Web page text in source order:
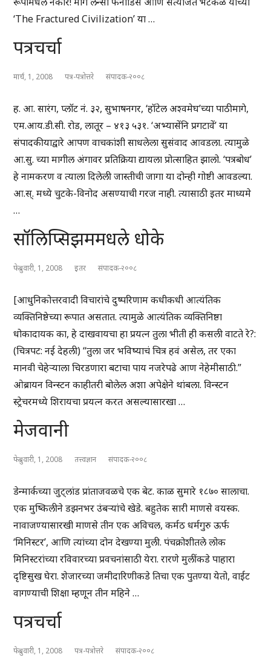
‘The Fractured Civilization’ या …
पत्रचर्चा
मार्च, 1, 2008 पत्र-पत्रोत्तरे संपादक-२००८
ह. आ. सारंग, प्लॉट नं. ३२, सुभाषनगर, ‘हॉटेल अश्वमेघ’च्या पाठीमागे,
एम.आय.डी.सी. रोड, लातूर – ४१३ ५३१. ‘अभ्यासेंनि प्रगटावें’ या
संपादकीयाद्वारे आपण वाचकांशी साधलेला सुसंवाद आवडला. त्यामुळे
आ.सु. च्या मागील अंगावर प्रतिक्रिया द्यायला प्रोत्साहित झालो. ‘पत्रबोध’
हे नामकरण व त्याला दिलेली जास्तीची जागा या दोन्ही गोष्टी आवडल्या.
आ.स्. मध्ये चुटके-विनोद असण्याची गरज नाही. त्यासाठी इतर माध्यमे
…
सॉलिप्सिझममधले धोके
फेब्रुवारी, 1, 2008 इतर संपादक-२००८
[आधुनिकोत्तरवादी विचारांचे दुष्परिणाम कधीकधी आत्यंतिक
व्यक्तिनिष्ठेच्या रूपात असतात. त्यामुळे आत्यंतिक व्यक्तिनिष्ठा
धोकादायक का, हे दाखवायचा हा प्रयत्न तुला भीती ही कसली वाटते रे?:
(चित्रपट: नई देहली) “तुला जर भविष्याचं चित्र हवं असेल, तर एका
मानवी चेहेऱ्याला चिरडणारा बटाचा पाय नजरेपढे आण नेहेमीसाठी.”
ओब्रायन विन्स्टन काहीतरी बोलेल अशा अपेक्षेने थांबला. विन्स्टन
स्ट्रेचरमध्ये शिरायचा प्रयत्न करत असल्यासारखा …
मेजवानी
फेब्रुवारी, 1, 2008 तत्त्वज्ञान संपादक-२००८
डेन्मार्कच्या जुट्लांड प्रांताजवळचे एक बेट. काळ सुमारे १८७० सालाचा.
एक मुष्किलीने डझनभर उंबऱ्यांचे खेडे. बहुतेक सारी माणसे वयस्क.
नावाजण्यासारखी माणसे तीन एक अविचल, कर्मठ धर्मगुरु ऊर्फ
‘मिनिस्टर’, आणि त्यांच्या दोन देखण्या मुली. पंचक्रोशीतले लोक
मिनिस्टरांच्या रविवारच्या प्रवचनांसाठी येरा. रारणे मुलींकडे पाहारा
दृष्टिसुख घेरा. शेजारच्या जमीदारिणीकडे तिचा एक पुतण्या येतो, वाईट
वागण्याची शिक्षा म्हणून तीन महिने …
पत्रचर्चा
फेब्रुवारी, 1, 2008 पत्र-पत्रोत्तरे संपादक-२००८